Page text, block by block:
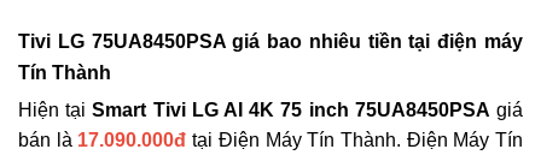
Tivi LG 75UA8450PSA giá bao nhiêu tiền tại điện máy
Tín Thành
Hiện tạiSmart Tivi LG AI 4K 75 inch 75UA8450PSA giá
bán là 17.090.000đ tại Điện Máy Tín Thành. Điện Máy Tín